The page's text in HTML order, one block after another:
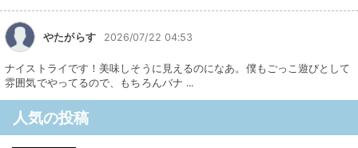
やたがらす 2026/07/22 04:53
ナイストライです！美味しそうに見えるのになあ。僕もごっこ遊びとして
雰囲気でやってるので、もちろんバナ ...
人気の投稿